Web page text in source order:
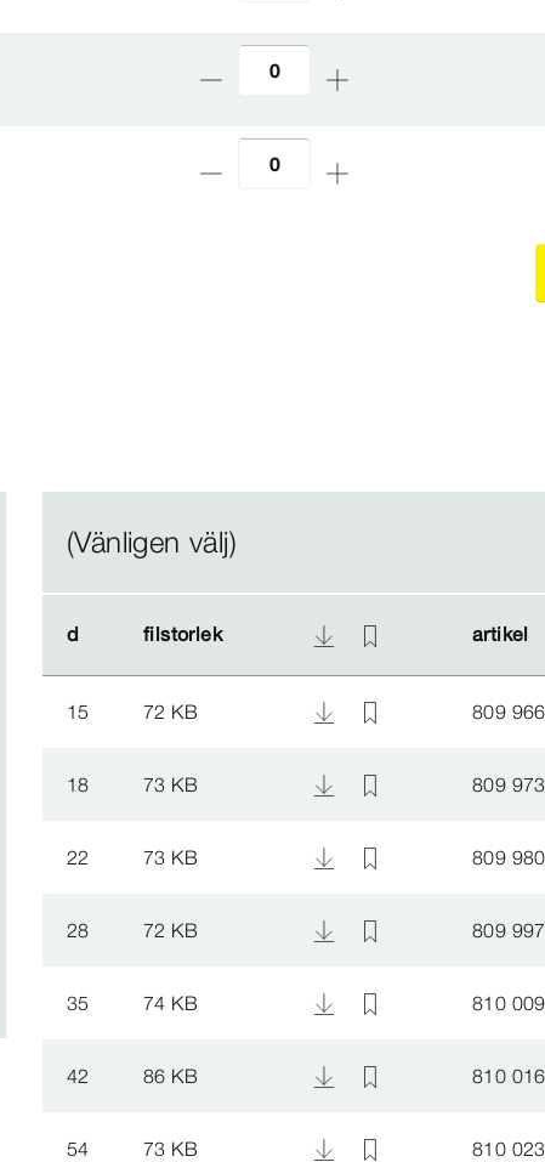
(Vänligen välj)
d filstorlek artikel
d filstorlek artikel
15 72 KB 809 966
18 73 KB 809 973
22 73 KB 809 980
28 72 KB 809 997
35 74 KB 810 009
42 86 KB 810 016
54 73 KB 810 023